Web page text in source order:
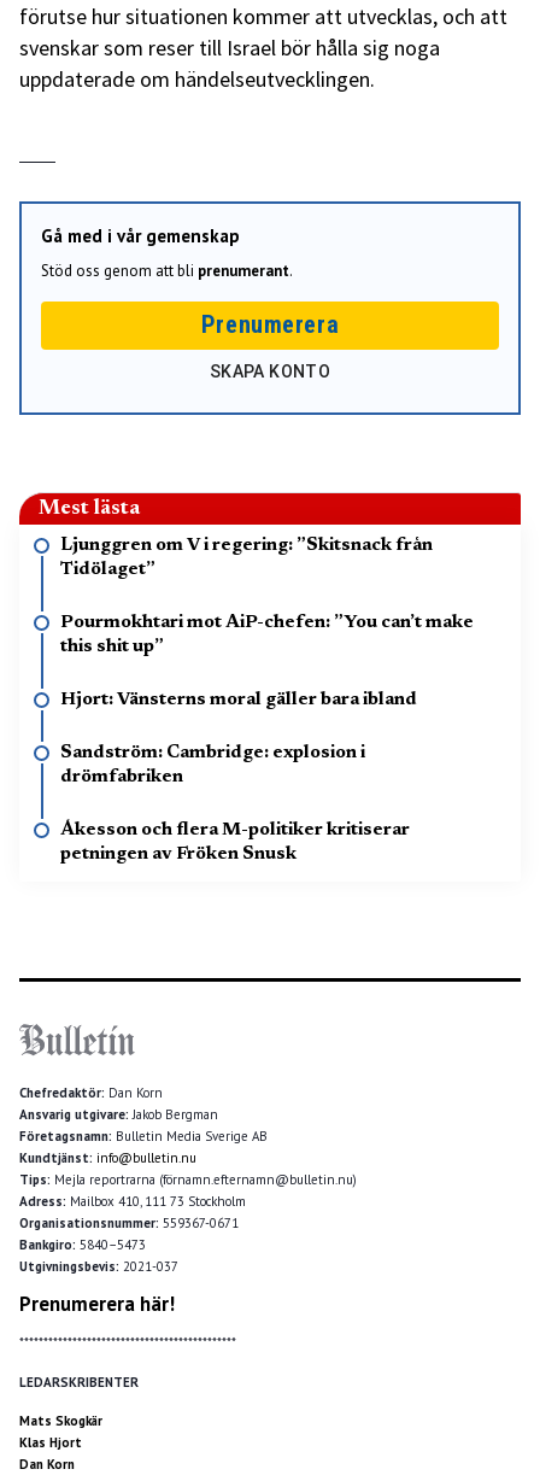
förutse hur situationen kommer att utvecklas, och att
svenskar som reser till Israel bör hålla sig noga
uppdaterade om händelseutvecklingen.
Gå med i vår gemenskap
Stöd oss genom att bli prenumerant.
Prenumerera
SKAPA KONTO
Mest lästa
Ljunggren om V i regering: ”Skitsnack från
Tidölaget”
Pourmokhtari mot AiP-chefen: ”You can’t make
this shit up”
Hjort: Vänsterns moral gäller bara ibland
Sandström: Cambridge: explosion i
drömfabriken
Åkesson och flera M-politiker kritiserar
petningen av Fröken Snusk
Chefredaktör: Dan Korn
Ansvarig utgivare: Jakob Bergman
Företagsnamn: Bulletin Media Sverige AB
Kundtjänst: info@bulletin.nu
Tips: Mejla reportrarna (förnamn.efternamn@bulletin.nu)
Adress: Mailbox 410, 111 73 Stockholm
Organisationsnummer: 559367-0671
Bankgiro: 5840–5473
Utgivningsbevis: 2021-037
Prenumerera här!
*********************************************
LEDARSKRIBENTER
Mats Skogkär
Klas Hjort
Dan Korn